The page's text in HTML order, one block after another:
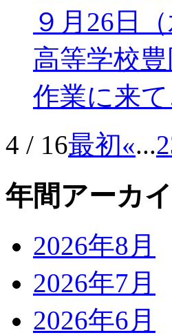
９月26日
高等学校
作業に来
4 / 16最初«...2
年間アーカ
2026年8月
2026年7月
2026年6月